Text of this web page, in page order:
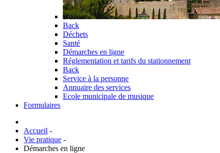
Back
Déchets
Santé
Démarches en ligne
Réglementation et tarifs du stationnement
Back
Service à la personne
Annuaire des services
Ecole municipale de musique
Formulaires
Accueil -
Vie pratique -
Démarches en ligne